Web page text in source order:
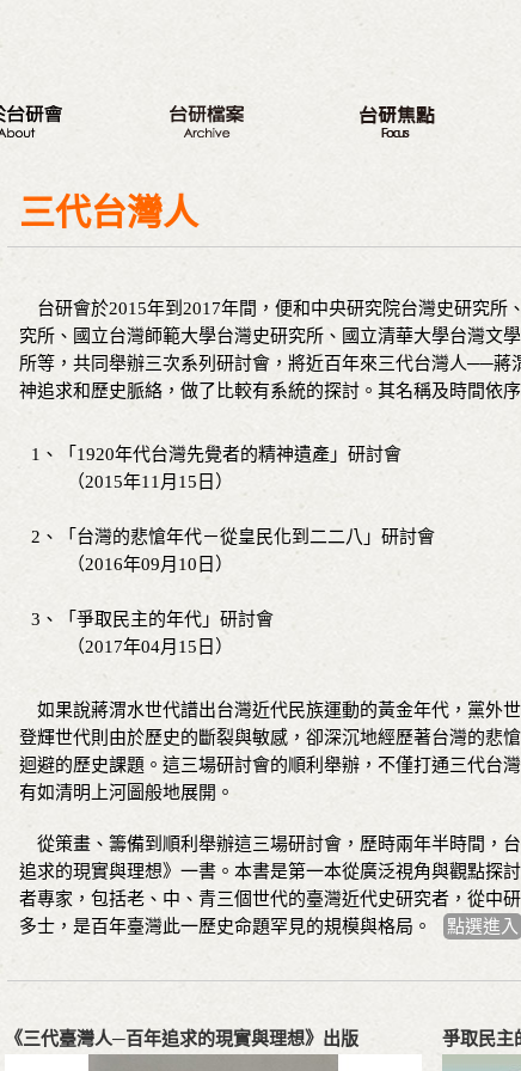
台研會週年活動
座談會
營隊
出版品
三代台灣人
台研會於2015年到2017年間，便和中央研究院台灣史研究所
究所、國立台灣師範大學台灣史研究所、國立清華大學台灣文
所等，共同舉辦三次系列研討會，將近百年來三代台灣人──
神追求和歷史脈絡，做了比較有系統的探討。其名稱及時間依序
1、「1920年代台灣先覺者的精神遺產」研討會
（2015年11月15日）
2、「台灣的悲愴年代－從皇民化到二二八」研討會
（2016年09月10日）
3、「爭取民主的年代」研討會
（2017年04月15日）
如果說蔣渭水世代譜出台灣近代民族運動的黃金年代，黨外
登輝世代則由於歷史的斷裂與敏感，卻深沉地經歷著台灣的悲
迴避的歷史課題。這三場研討會的順利舉辦，不僅打通三代台
有如清明上河圖般地展開。
從策畫、籌備到順利舉辦這三場研討會，歷時兩年半時間，
追求的現實與理想》一書。本書是第一本從廣泛視角與觀點探
者專家，包括老、中、青三個世代的臺灣近代史研究者，從中
多士，是百年臺灣此一歷史命題罕見的規模與格局。
點選進入
《三代臺灣人─百年追求的現實與理想》出版 爭取民主